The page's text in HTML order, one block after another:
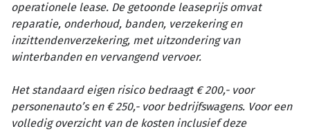
operationele lease. De getoonde leaseprijs omvat
reparatie, onderhoud, banden, verzekering en
inzittendenverzekering, met uitzondering van
winterbanden en vervangend vervoer.
Het standaard eigen risico bedraagt € 200,- voor
personenauto’s en € 250,- voor bedrijfswagens. Voor een
volledig overzicht van de kosten inclusief deze